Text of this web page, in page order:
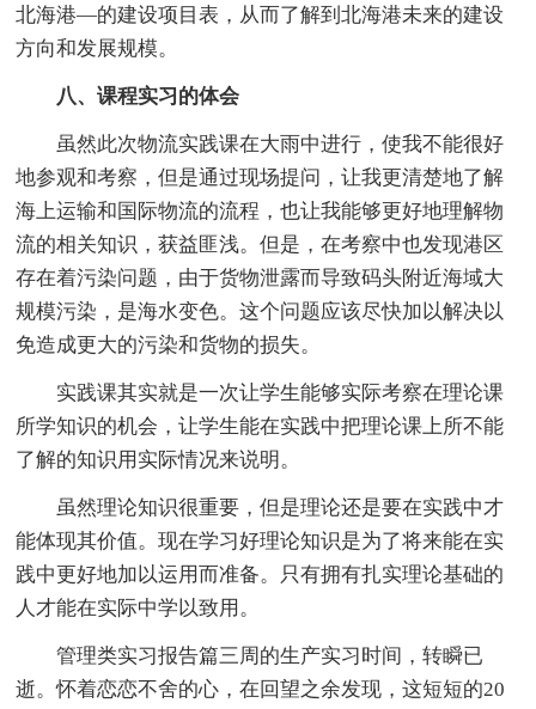
北海港—的建设项目表，从而了解到北海港未来的建设
方向和发展规模。
八、课程实习的体会
虽然此次物流实践课在大雨中进行，使我不能很好
地参观和考察，但是通过现场提问，让我更清楚地了解
海上运输和国际物流的流程，也让我能够更好地理解物
流的相关知识，获益匪浅。但是，在考察中也发现港区
存在着污染问题，由于货物泄露而导致码头附近海域大
规模污染，是海水变色。这个问题应该尽快加以解决以
免造成更大的污染和货物的损失。
实践课其实就是一次让学生能够实际考察在理论课
所学知识的机会，让学生能在实践中把理论课上所不能
了解的知识用实际情况来说明。
虽然理论知识很重要，但是理论还是要在实践中才
能体现其价值。现在学习好理论知识是为了将来能在实
践中更好地加以运用而准备。只有拥有扎实理论基础的
人才能在实际中学以致用。
管理类实习报告篇三周的生产实习时间，转瞬已
逝。怀着恋恋不舍的心，在回望之余发现，这短短的20